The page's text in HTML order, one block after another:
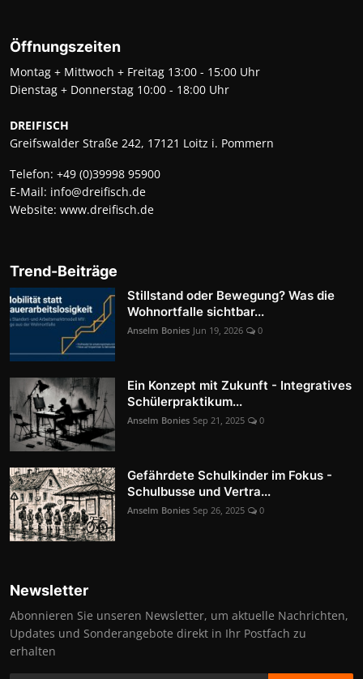
Öffnungszeiten
Montag + Mittwoch + Freitag 13:00 - 15:00 Uhr
Dienstag + Donnerstag 10:00 - 18:00 Uhr
DREIFISCH
Greifswalder Straße 242, 17121 Loitz i. Pommern
Telefon: +49 (0)39998 95900
E-Mail: info@dreifisch.de
Website: www.dreifisch.de
Trend-Beiträge
Stillstand oder Bewegung? Was die
Wohnortfalle sichtbar...
Anselm Bonies Jun 19, 2026 0
Ein Konzept mit Zukunft - Integratives
Schülerpraktikum...
Anselm Bonies Sep 21, 2025 0
Gefährdete Schulkinder im Fokus -
Schulbusse und Vertra...
Anselm Bonies Sep 26, 2025 0
Newsletter
Abonnieren Sie unseren Newsletter, um aktuelle Nachrichten,
Updates und Sonderangebote direkt in Ihr Postfach zu
erhalten